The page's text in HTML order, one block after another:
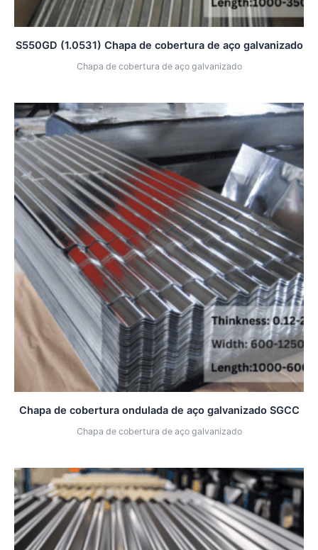
S550GD (1.0531) Chapa de cobertura de aço galvanizado
Chapa de cobertura de aço galvanizado
Chapa de cobertura ondulada de aço galvanizado SGCC
Chapa de cobertura de aço galvanizado